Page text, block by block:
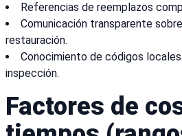
Referencias de reemplazos
Comunicación transparente
restauración.
Conocimiento de códigos
inspección.
Factores de